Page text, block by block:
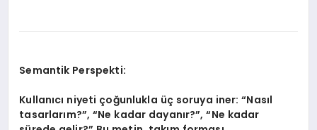
Semantik Perspekti:
Kullanıcı niyeti çoğunlukla üç soruya iner: “Nasıl
tasarlarım?”, “Ne kadar dayanır?”, “Ne kadar